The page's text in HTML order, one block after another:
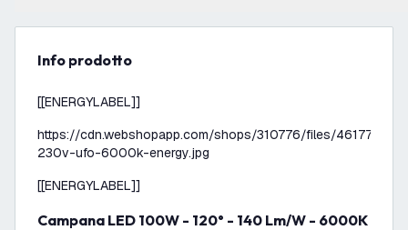
info prodotto
[[ENERGYLABEL]]
https://cdn.webshopapp.com/shops/310776/files/
230v-ufo-6000k-energy.jpg
[[ENERGYLABEL]]
Campana LED 100W - 120° - 140 Lm/W - 6000K